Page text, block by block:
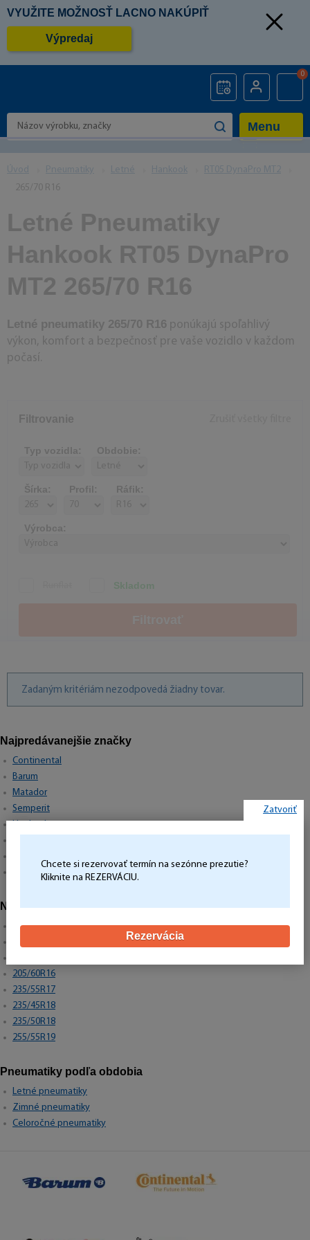
VYUŽITE MOŽNOSŤ LACNO NAKÚPIŤ
Výpredaj
0
Menu
Úvod Pneumatiky Letné Hankook
RT05 DynaPro MT2
265/70 R16
Letné Pneumatiky
Hankook RT05 DynaPro
MT2 265/70 R16
Letné pneumatiky 265/70 R16 ponúkajú spoľahlivý
výkon, komfort a bezpečnosť pre vaše vozidlo v každom
počasí.
Filtrovanie
Typ vozidla: Obdobie:
Šírka: Profil: Ráfik:
Výrobca:
Skladom
Zadaným kritériám nezodpovedá žiadny tovar.
Najpredávanejšie značky
Continental
Barum
Matador
Semperit
Goodyear
Najpredávanejšie rozmery
195/65R15
205/60R16
235/55R17
235/45R18
235/50R18
255/55R19
Pneumatiky podľa obdobia
Letné pneumatiky
Zimné pneumatiky
Celoročné pneumatiky
Zatvoriť
Chcete si rezervovať termín na sezónne prezutie?
Kliknite na REZERVÁCIU.
Rezervácia